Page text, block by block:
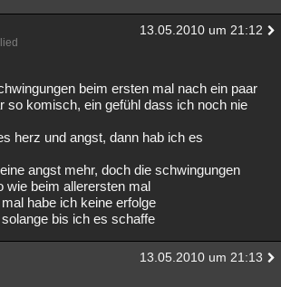
13.05.2010 um 21:12
beim ersten mal nach ein paar
so komisch, ein gefühl dass ich noch nie
herz und angst, dann hab ich es
angst mehr, doch die schwingungen
wie beim allerersten mal
habe ich keine erfolge
bis ich es schaffe
13.05.2010 um 21:13